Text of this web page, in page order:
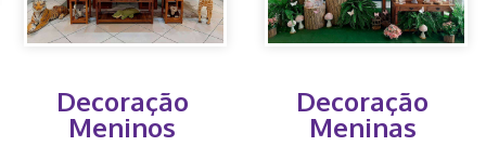
Decoração
Meninos
Decoração
Meninas